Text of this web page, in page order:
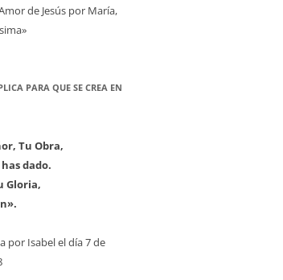
de Jesús por María,
PARA QUE SE CREA EN
Tu Obra,
dado.
Gloria,
por Isabel el día 7 de